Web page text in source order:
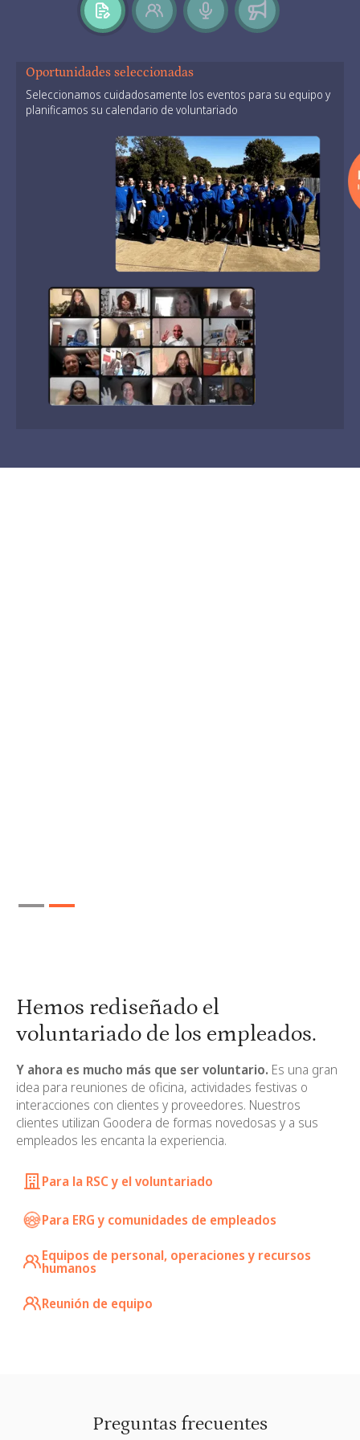
Oportunidades seleccionadas
Seleccionamos cuidadosamente los eventos para su equipo y
planificamos su calendario de voluntariado
Hemos rediseñado el
voluntariado de los empleados.
Y ahora es mucho más que ser voluntario. Es una gran
idea para reuniones de oficina, actividades festivas o
interacciones con clientes y proveedores. Nuestros
clientes utilizan Goodera de formas novedosas y a sus
empleados les encanta la experiencia.
Para la RSC y el voluntariado
Para ERG y comunidades de empleados
Equipos de personal, operaciones y recursos
humanos
Reunión de equipo
Slide 1 of 2.
Preguntas frecuentes